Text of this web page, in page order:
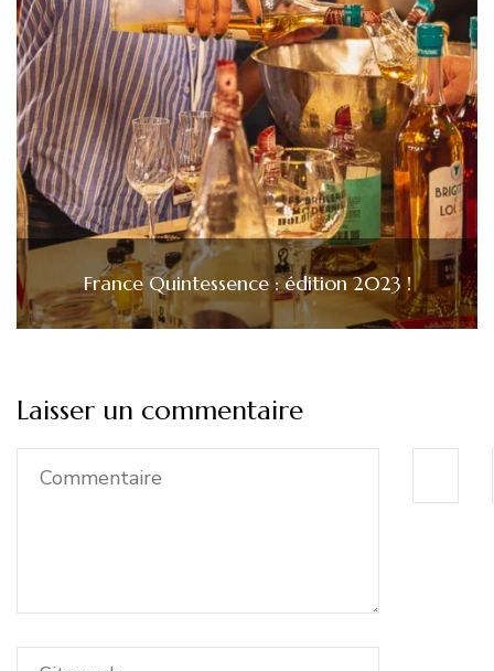
France Quintessence : édition 2023 !
Laisser un commentaire